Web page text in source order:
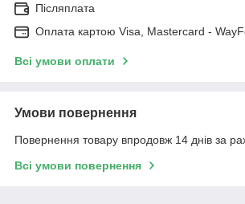
Післяплата
Оплата картою Visa, Mastercard -
Всі умови оплати
Умови повернення
Повернення товару впродовж 14 днів за
Всі умови повернення